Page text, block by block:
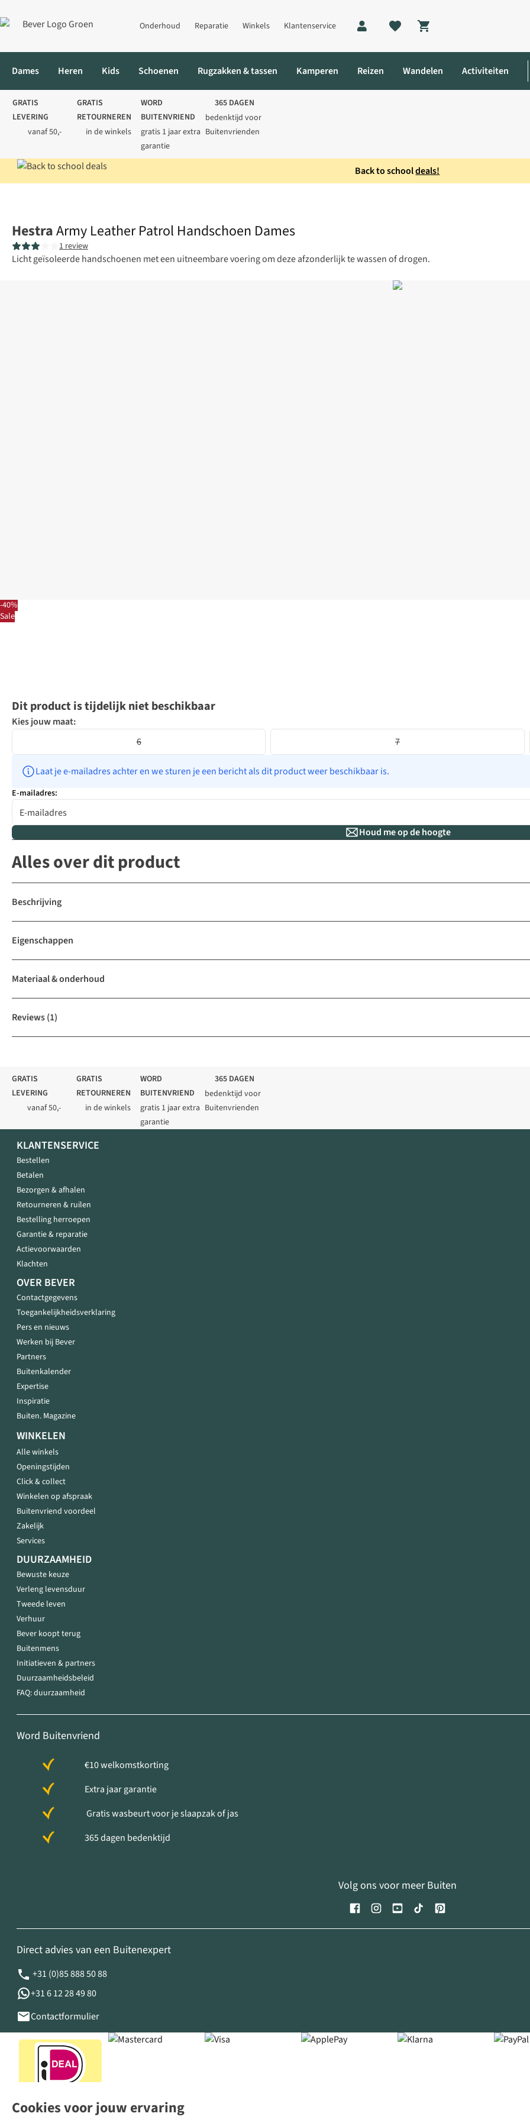
Onderhoud Reparatie Winkels Klantenservice
Shopping cart
Dames Heren Kids Schoenen Rugzakken & tassen Kamperen Reizen Wandelen Activiteiten
GRATIS
LEVERING
vanaf 50,-
GRATIS
RETOURNEREN
in de winkels
WORD
BUITENVRIEND
gratis 1 jaar extra
garantie
365 DAGEN
bedenktijd voor
Buitenvrienden
Back to schooldeals!
-40%
Sale
HestraArmy Leather Patrol Handschoen Dames
1 review
Licht geïsoleerde handschoenen met een uitneembare voering om deze afzonderlijk te wassen of drogen.
Dit product is tijdelijk niet beschikbaar
Kies jouw maat:
6
7
Laat je e-mailadres achter en we sturen je een bericht als dit product weer beschikbaar is.
E-mailadres:
Houd me op de hoogte
Alles over dit product
Beschrijving
Eigenschappen
Materiaal & onderhoud
Reviews(1)
Cookies voor jouw ervaring
GRATIS
LEVERING
vanaf 50,-
GRATIS
RETOURNEREN
in de winkels
WORD
BUITENVRIEND
gratis 1 jaar extra
garantie
365 DAGEN
bedenktijd voor
Buitenvrienden
KLANTENSERVICE
Bestellen
Betalen
Bezorgen & afhalen
Retourneren & ruilen
Bestelling herroepen
Garantie & reparatie
Actievoorwaarden
Klachten
OVER BEVER
Contactgegevens
Toegankelijkheidsverklaring
Pers en nieuws
Werken bij Bever
Partners
Buitenkalender
Expertise
Inspiratie
Buiten. Magazine
WINKELEN
Alle winkels
Openingstijden
Click & collect
Winkelen op afspraak
Buitenvriend voordeel
Zakelijk
Services
DUURZAAMHEID
Bewuste keuze
Verleng levensduur
Tweede leven
Verhuur
Bever koopt terug
Buitenmens
Initiatieven & partners
Duurzaamheidsbeleid
FAQ: duurzaamheid
Word Buitenvriend
€10 welkomstkorting
Extra jaar garantie
Gratis wasbeurt voor je slaapzak of jas
365 dagen bedenktijd
Volg ons voor meer Buiten
Direct advies van een Buitenexpert
+31 (0)85 888 50 88
+31 6 12 28 49 80
Contactformulier